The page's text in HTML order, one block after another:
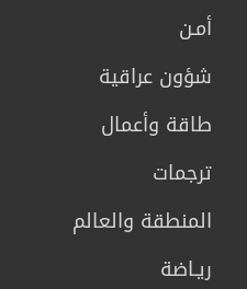
أمـن
شؤون عراقية
طاقة وأعمال
ترجمات
المنطقة والعالم
ريـاضة